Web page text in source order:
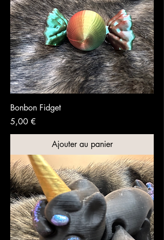
Bonbon Fidget
Prix
5,00 €
Ajouter au panier